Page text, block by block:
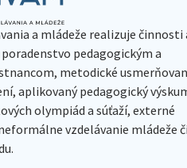
a mládeže realizuje činnosti
pedagogickým a
metodické
aplikovaný pedagogický
olympiád a súťaží, externé
vzdelávanie mládeže či